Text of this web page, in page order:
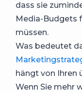
dass sie
Media-Budgets
müssen.
Was bedeutet
hängt von Ihren
Wenn Sie mehr